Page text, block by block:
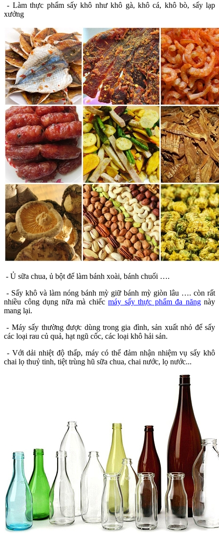
- Làm thực phẩm sấy khô như khô gà, khô cá, khô bò, sấy lạp
xưởng
- Ủ sữa chua, ủ bột để làm bánh xoài, bánh chuối ….
- Sấy khô và làm nóng bánh mỳ giữ bánh mỳ giòn lâu …. còn rất
nhiều công dụng nữa mà chiếc máy sấy thực phẩm đa năngnày
mang lại.
- Máy sấy thường được dùng trong gia đình, sản xuất nhỏ để sấy
các loại rau củ quả, hạt ngũ cốc, các loại khô hải sản.
- Với dải nhiệt độ thấp, máy có thể đảm nhận nhiệm vụ sấy khô
chai lọ thuỷ tinh, tiệt trùng hũ sữa chua, chai nước, lọ nước...